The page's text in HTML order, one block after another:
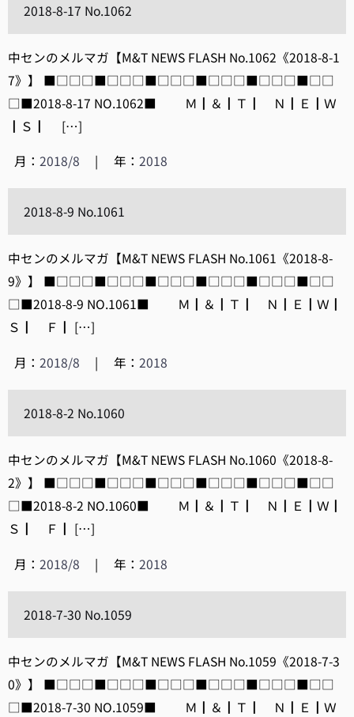
2018-8-17 No.1062
中センのメルマガ【M&T NEWS FLASH No.1062《2018-8-1
7》】 ■□□□■□□□■□□□■□□□■□□□■□□
□■2018-8-17 NO.1062■ Ｍ┃＆┃Ｔ┃ Ｎ┃Ｅ┃Ｗ
┃Ｓ┃ […]
月： 2018/8 | 年：2018
2018-8-9 No.1061
中センのメルマガ【M&T NEWS FLASH No.1061《2018-8-
9》】 ■□□□■□□□■□□□■□□□■□□□■□□
□■2018-8-9 NO.1061■ Ｍ┃＆┃Ｔ┃ Ｎ┃Ｅ┃Ｗ┃
Ｓ┃ Ｆ┃ […]
月： 2018/8 | 年：2018
2018-8-2 No.1060
中センのメルマガ【M&T NEWS FLASH No.1060《2018-8-
2》】 ■□□□■□□□■□□□■□□□■□□□■□□
□■2018-8-2 NO.1060■ Ｍ┃＆┃Ｔ┃ Ｎ┃Ｅ┃Ｗ┃
Ｓ┃ Ｆ┃ […]
月： 2018/8 | 年：2018
2018-7-30 No.1059
中センのメルマガ【M&T NEWS FLASH No.1059《2018-7-3
0》】 ■□□□■□□□■□□□■□□□■□□□■□□
□■2018-7-30 NO.1059■ Ｍ┃＆┃Ｔ┃ Ｎ┃Ｅ┃Ｗ